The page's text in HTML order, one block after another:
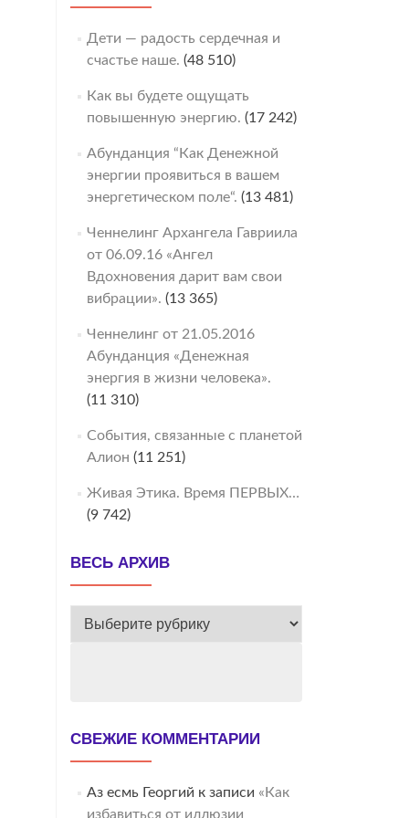
Дети — радость сердечная и
счастье наше. (48 510)
Как вы будете ощущать
повышенную энергию. (17 242)
Абунданция “Как Денежной
энергии проявиться в вашем
энергетическом поле“. (13 481)
Ченнелинг Архангела Гавриила
от 06.09.16 «Ангел
Вдохновения дарит вам свои
вибрации». (13 365)
Ченнелинг от 21.05.2016
Абунданция «Денежная
энергия в жизни человека».
(11 310)
События, связанные с планетой
Алион (11 251)
Живая Этика. Время ПЕРВЫХ…
(9 742)
ВЕСЬ АРХИВ
ВЕСЬ
СВЕЖИЕ КОММЕНТАРИИ
Аз есмь Георгий к записи «Как
избавиться от иллюзии